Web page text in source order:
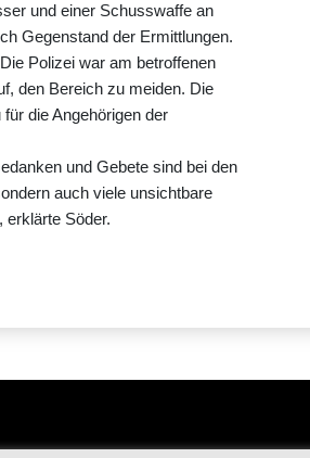
und einer Schusswaffe an
Gegenstand der Ermittlungen.
Polizei war am betroffenen
den Bereich zu meiden. Die
die Angehörigen der
und Gebete sind bei den
auch viele unsichtbare
erklärte Söder.